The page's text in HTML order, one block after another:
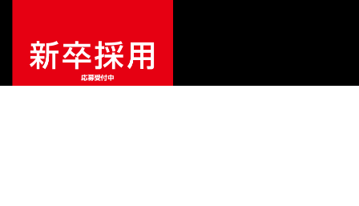
販売価格¥15,400（税込）